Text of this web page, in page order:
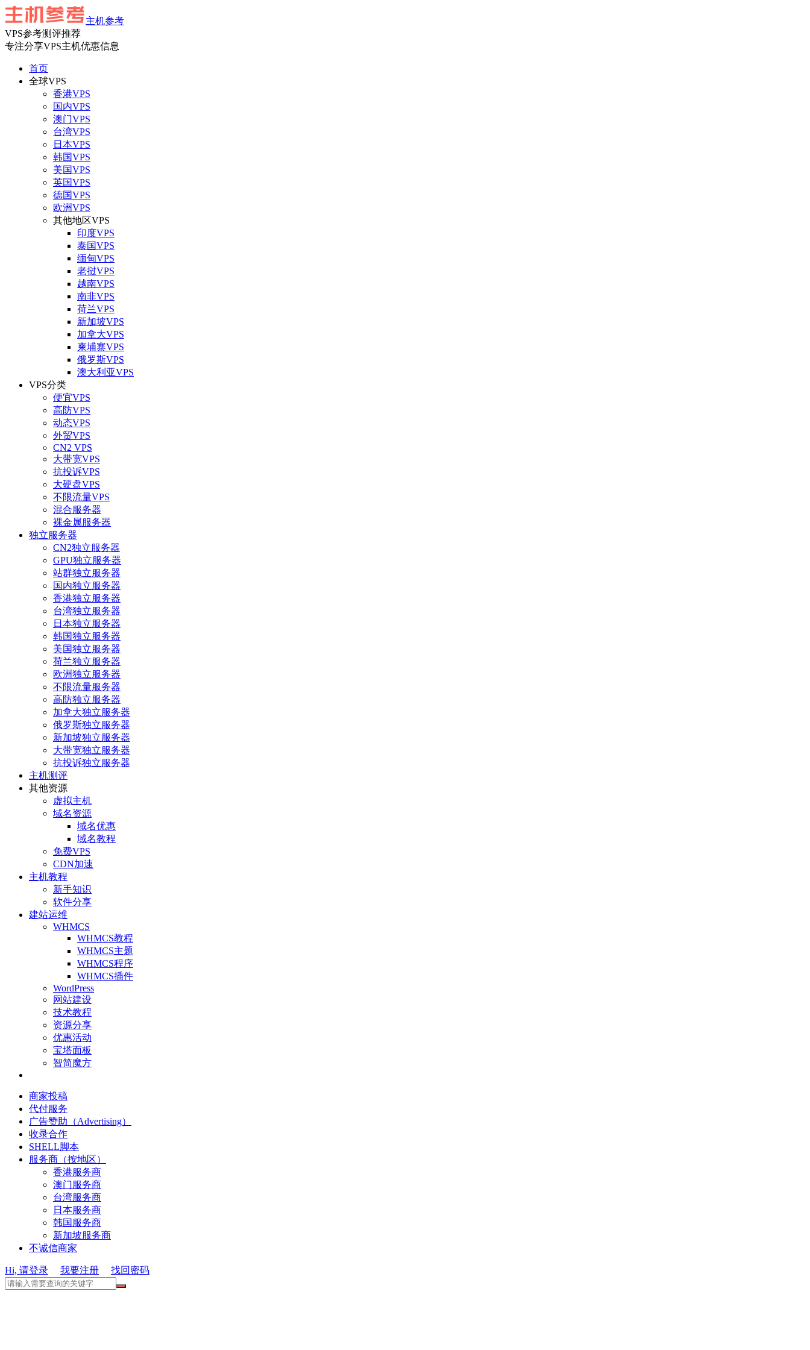
主机参考
VPS参考测评推荐
专注分享VPS主机优惠信息
首页
全球VPS
香港VPS
国内VPS
澳门VPS
台湾VPS
日本VPS
韩国VPS
美国VPS
英国VPS
德国VPS
欧洲VPS
其他地区VPS
印度VPS
泰国VPS
缅甸VPS
老挝VPS
越南VPS
南非VPS
荷兰VPS
新加坡VPS
加拿大VPS
柬埔寨VPS
俄罗斯VPS
澳大利亚VPS
VPS分类
便宜VPS
高防VPS
动态VPS
外贸VPS
CN2 VPS
大带宽VPS
抗投诉VPS
大硬盘VPS
不限流量VPS
混合服务器
裸金属服务器
独立服务器
CN2独立服务器
GPU独立服务器
站群独立服务器
国内独立服务器
香港独立服务器
台湾独立服务器
日本独立服务器
韩国独立服务器
美国独立服务器
荷兰独立服务器
欧洲独立服务器
不限流量服务器
高防独立服务器
加拿大独立服务器
俄罗斯独立服务器
新加坡独立服务器
大带宽独立服务器
抗投诉独立服务器
主机测评
其他资源
虚拟主机
域名资源
域名优惠
域名教程
免费VPS
CDN加速
主机教程
新手知识
软件分享
建站运维
WHMCS
WHMCS教程
WHMCS主题
WHMCS程序
WHMCS插件
WordPress
网站建设
技术教程
资源分享
优惠活动
宝塔面板
智简魔方
商家投稿
代付服务
广告赞助（Advertising）
收录合作
SHELL脚本
服务商（按地区）
香港服务商
澳门服务商
台湾服务商
日本服务商
韩国服务商
新加坡服务商
不诚信商家
Hi, 请登录 我要注册 找回密码